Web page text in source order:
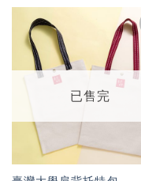
已售完